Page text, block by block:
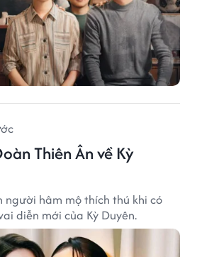
Thiên Ân về Kỳ
người hâm mộ thích thú khi có
diễn mới của Kỳ Duyên.